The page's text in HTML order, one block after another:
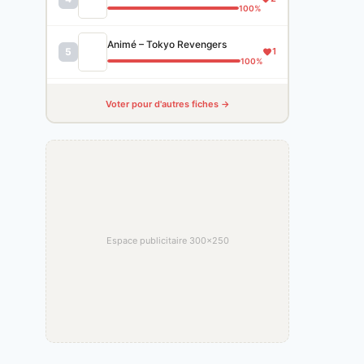
100%
5
Animé – Tokyo Revengers
100%
1
Voter pour d'autres fiches →
Espace publicitaire 300×250